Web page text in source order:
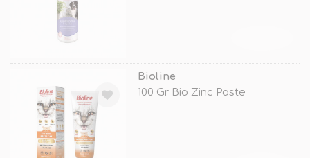
Bioline
100 Gr Bio Zinc Paste